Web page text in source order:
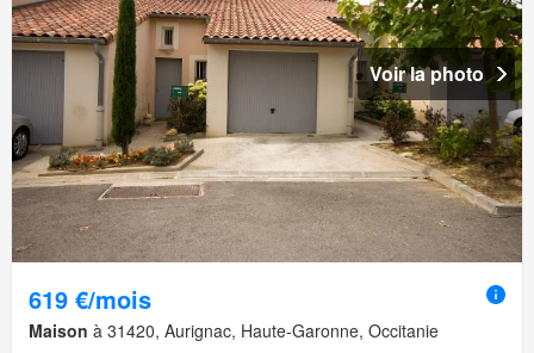
Voir la photo
619 €/mois
Maison à 31420, Aurignac, Haute-Garonne, Occitanie